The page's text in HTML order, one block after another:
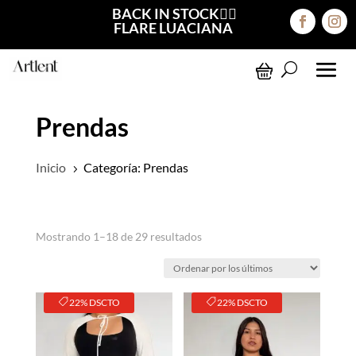
BACK IN STOCK❤️‍🔥
FLARE LUACIANA
Prendas
Inicio 5 Categoría: Prendas
Mostrando 1–18 de 29 resultadosOrdenado
últimos
22% DSCTO 22% DSCTO